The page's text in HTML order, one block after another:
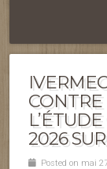
CONTRE
2026
Posted on mai